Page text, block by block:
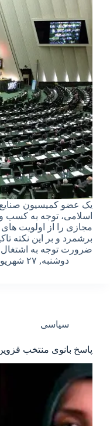
یک عضو کمیسیون
اسلامی، توجه به کسب
مجازی را از اولویت های
برشمرد و بر این نکته
ضرورت توجه به
دوشنبه, ۲۷ شهریور ۱۳۹۶ – ۱۰:۱۷
سیاسی
پاسخ بانوی منتخب